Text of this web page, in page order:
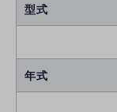
型式
年式